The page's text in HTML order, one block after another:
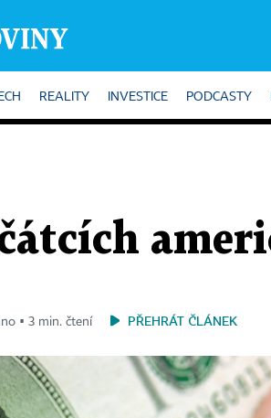
REALITY INVESTICE PODCASTY
▪ 3 min. čtení PŘEHRÁT ČLÁNEK